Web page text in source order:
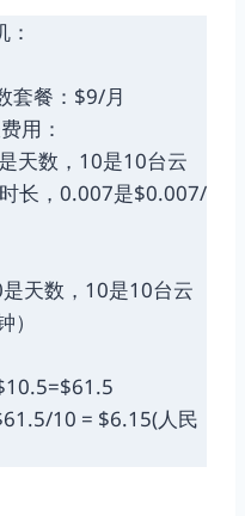
套餐：$9/月
用：
天数，10是10台云
长，0.007是$0.007/
天数，10是10台云
10 = $6.15(人民